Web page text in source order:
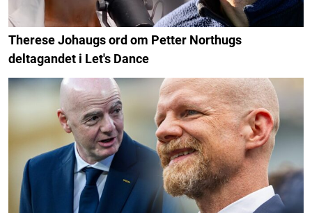
Therese Johaugs ord om Petter Northugs
deltagandet i Let's Dance